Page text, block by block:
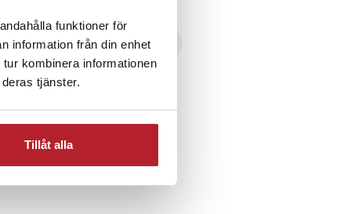
funktioner för
information från din enhet
kombinera informationen
tjänster.
Tillåt alla
Verktyg Fritid & Leksaker
Rollers